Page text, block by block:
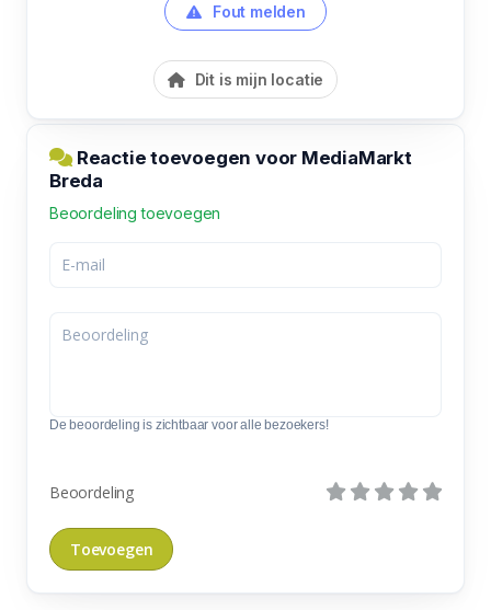
Fout melden
Dit is mijn locatie
Reactie toevoegen voor MediaMarkt
Breda
Beoordeling toevoegen
De beoordeling is zichtbaar voor alle bezoekers!
Beoordeling